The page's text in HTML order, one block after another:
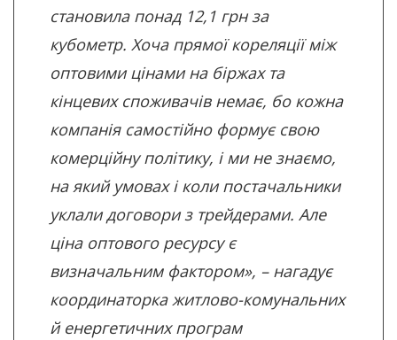
становила понад 12,1 грн за
кубометр. Хоча прямої кореляції між
оптовими цінами на біржах та
кінцевих споживачів немає, бо кожна
компанія самостійно формує свою
комерційну політику, і ми не знаємо,
на який умовах і коли постачальники
уклали договори з трейдерами. Але
ціна оптового ресурсу є
визначальним фактором», – нагадує
координаторка житлово-комунальних
й енергетичних програм